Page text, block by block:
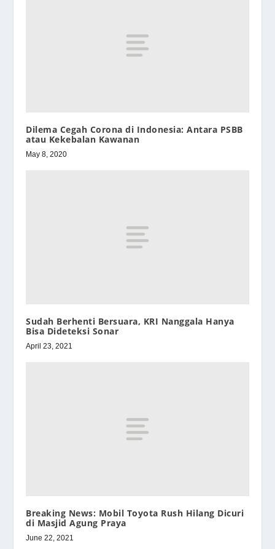
Dilema Cegah Corona di Indonesia: Antara PSBB
atau Kekebalan Kawanan
May 8, 2020
Sudah Berhenti Bersuara, KRI Nanggala Hanya
Bisa Dideteksi Sonar
April 23, 2021
Breaking News: Mobil Toyota Rush Hilang Dicuri
di Masjid Agung Praya
June 22, 2021